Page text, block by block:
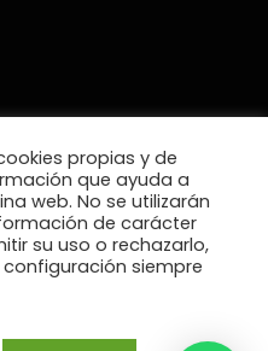
propias y de
que ayuda a
web. No se utilizarán
de carácter
su uso o rechazarlo,
siempre